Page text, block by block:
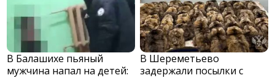
В Балашихе пьяный
мужчина напал на детей:
В Шереметьево
задержали посылки с